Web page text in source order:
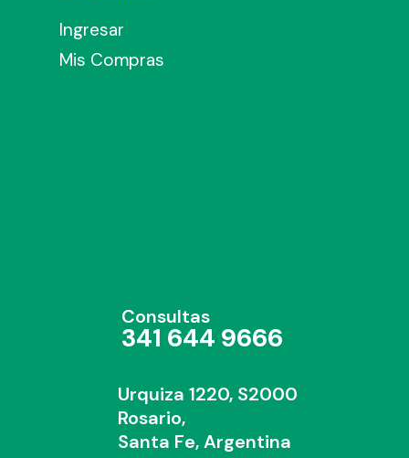
Ingresar
Mis Compras
Consultas
341 644 9666
Urquiza 1220, S2000
Rosario,
Santa Fe, Argentina